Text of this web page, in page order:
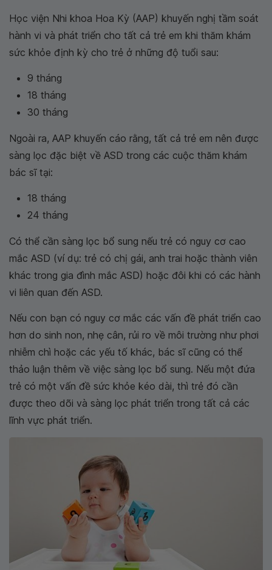
Học viện Nhi khoa Hoa Kỳ (AAP) khuyến nghị tầm soát
hành vi và phát triển cho tất cả trẻ em khi thăm khám
sức khỏe định kỳ cho trẻ ở những độ tuổi sau:
9 tháng
18 tháng
30 tháng
Ngoài ra, AAP khuyến cáo rằng, tất cả trẻ em nên được
sàng lọc đặc biệt về ASD trong các cuộc thăm khám
bác sĩ tại:
18 tháng
24 tháng
Có thể cần sàng lọc bổ sung nếu trẻ có nguy cơ cao
mắc ASD (ví dụ: trẻ có chị gái, anh trai hoặc thành viên
khác trong gia đình mắc ASD) hoặc đôi khi có các hành
vi liên quan đến ASD.
Nếu con bạn có nguy cơ mắc các vấn đề phát triển cao
hơn do sinh non, nhẹ cân, rủi ro về môi trường như phơi
nhiễm chì hoặc các yếu tố khác, bác sĩ cũng có thể
thảo luận thêm về việc sàng lọc bổ sung. Nếu một đứa
trẻ có một vấn đề sức khỏe kéo dài, thì trẻ đó cần
được theo dõi và sàng lọc phát triển trong tất cả các
lĩnh vực phát triển.